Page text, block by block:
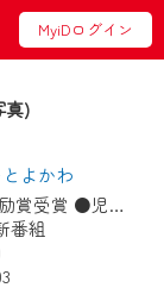
MyiDログイン
)
よかわ
●番組アワード 奨励賞受賞 ●児童と生産農家との会食会 ●豊川コール・アカデミー ●消防・防災に関するお知らせ「熱中症予防」ほか
番組
』は2024
！